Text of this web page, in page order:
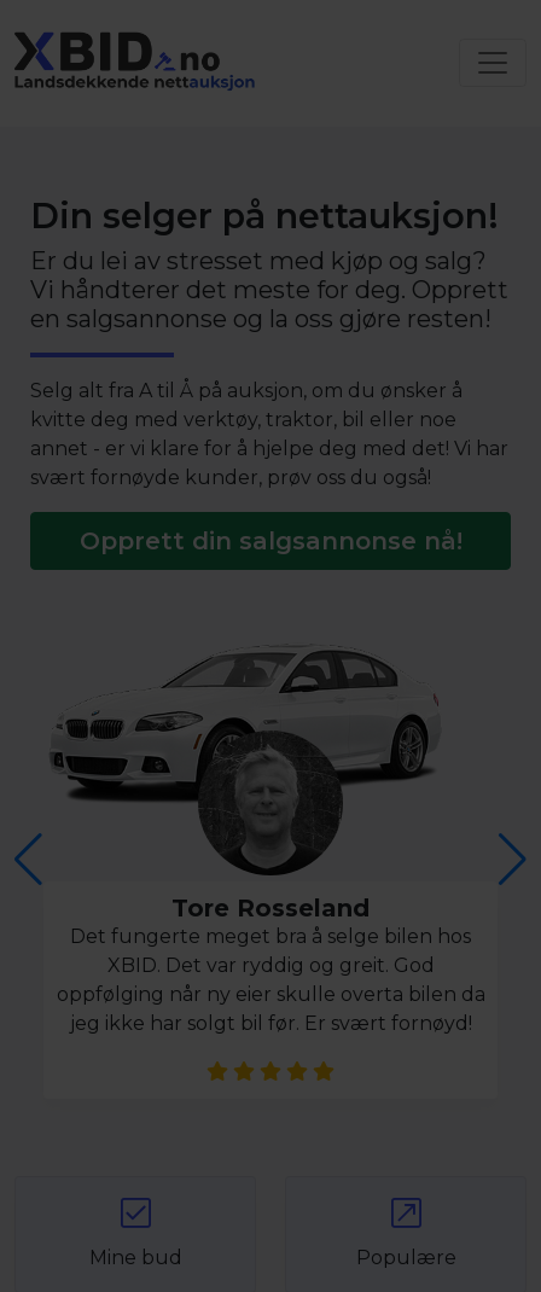
Din selger på nettauksjon!
Er du lei av stresset med kjøp og salg?
Vi håndterer det meste for deg. Opprett
en salgsannonse og la oss gjøre resten!
Selg alt fra A til Å på auksjon, om du ønsker å
kvitte deg med verktøy, traktor, bil eller noe
annet - er vi klare for å hjelpe deg med det! Vi har
svært fornøyde kunder, prøv oss du også!
Opprett din salgsannonse nå!
Tore Rosseland
Det fungerte meget bra å selge bilen hos
XBID. Det var ryddig og greit. God
oppfølging når ny eier skulle overta bilen da
jeg ikke har solgt bil før. Er svært fornøyd!
Mine bud Populære